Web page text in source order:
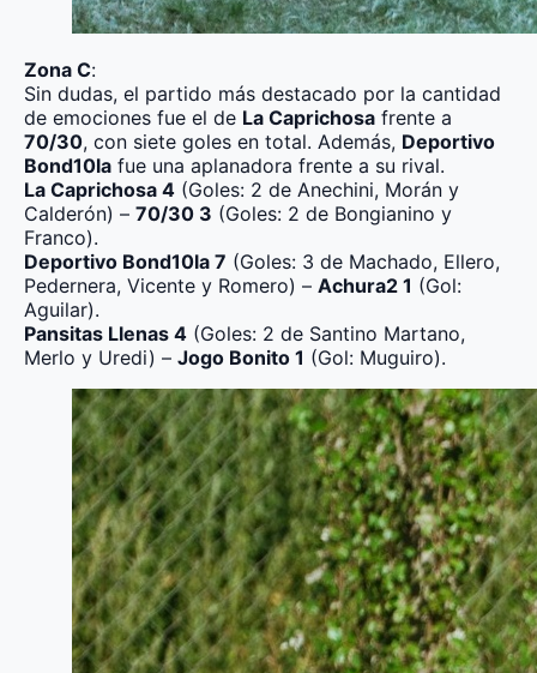
Zona C:
Sin dudas, el partido más destacado por la cantidad
de emociones fue el de La Caprichosa frente a
70/30, con siete goles en total. Además, Deportivo
Bond10la fue una aplanadora frente a su rival.
La Caprichosa 4 (Goles: 2 de Anechini, Morán y
Calderón) – 70/30 3 (Goles: 2 de Bongianino y
Franco).
Deportivo Bond10la 7 (Goles: 3 de Machado, Ellero,
Pedernera, Vicente y Romero) – Achura2 1 (Gol:
Aguilar).
Pansitas Llenas 4 (Goles: 2 de Santino Martano,
Merlo y Uredi) – Jogo Bonito 1 (Gol: Muguiro).